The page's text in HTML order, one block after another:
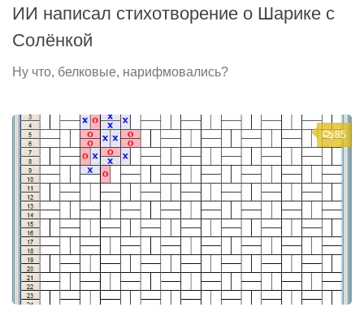
ИИ написал стихотворение о Шарике с
Солёнкой
Ну что, белковые, нарифмовались?
85